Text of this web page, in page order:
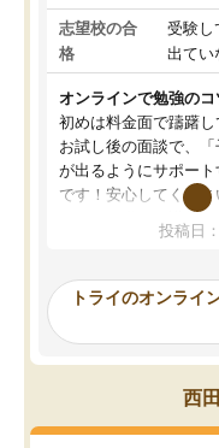
志望校の合
格
受験し
出てい
オンラインで勉強のコ
初めは料金面で躊躇し
お試し後の面談で、
が出るようにサポー
です！安心してくだ
ないのは私たち講師の
ってくださり、確か
ったんですが、学生
み、徐々に成績が上が
思っていました。何
を的確に指導いただ
くりするほど楽しん
塾を受けています。
投稿日
トライのオンライ
西